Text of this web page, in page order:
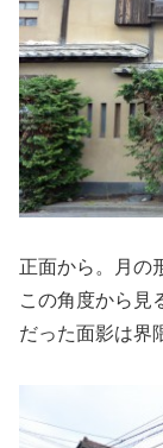
正面から。月の
この角度から見
だった面影は界